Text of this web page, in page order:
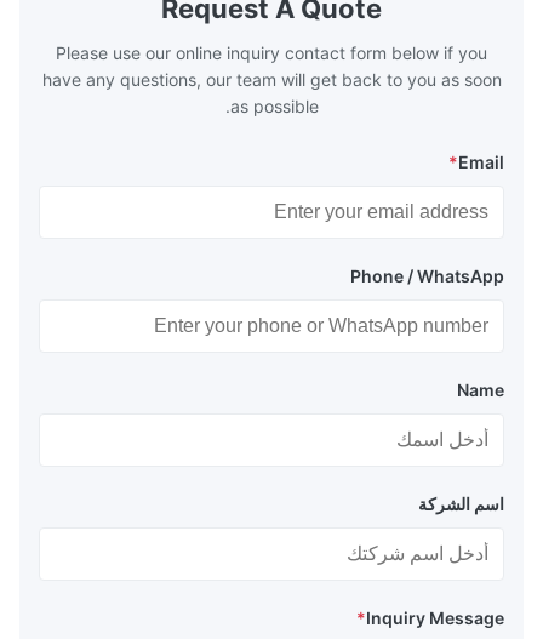
range of 200°C – 250°C, so there
Request A Quote
Please use our online inquiry contact form below if you
have any questions, our team will get back to you as soon
as possible.
Email
*
Phone / WhatsApp
Name
اسم الشركة
Inquiry Message
*